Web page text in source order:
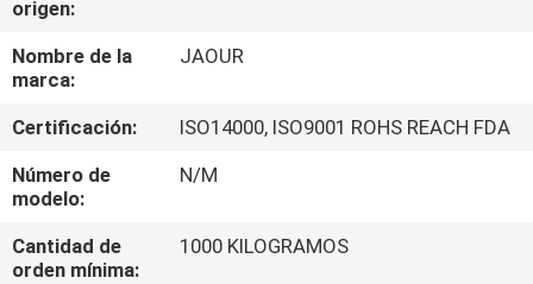
VISITA
A
LA
FÁBRICA
CONTROL
DE
origen:
Nombre de la
marca:
JAOUR
Certificación:
ISO14000, ISO9001 ROHS REACH FDA
Número de
modelo:
N/M
Cantidad de
orden mínima:
1000 KILOGRAMOS